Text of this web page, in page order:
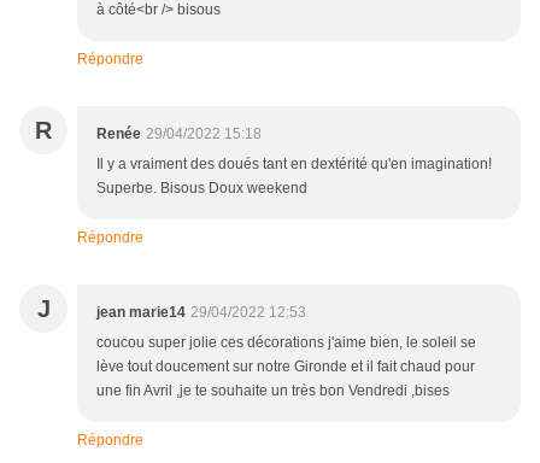
à côté<br /> bisous
Répondre
R Renée 29/04/2022 15:18
Il y a vraiment des doués tant en dextérité qu'en imagination!
Superbe. Bisous Doux weekend
Répondre
J jean marie14 29/04/2022 12:53
coucou super jolie ces décorations j'aime bien, le soleil se
lève tout doucement sur notre Gironde et il fait chaud pour
une fin Avril ,je te souhaite un très bon Vendredi ,bises
Répondre